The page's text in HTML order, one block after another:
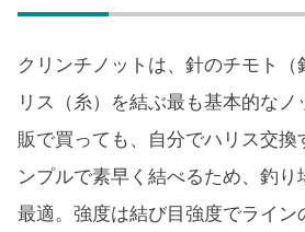
クリンチノットは、針のチモト（
リス（糸）を結ぶ最も基本的な
販で買っても、自分でハリス交換
ンプルで素早く結べるため、釣り
最適。強度は結び目強度でライン